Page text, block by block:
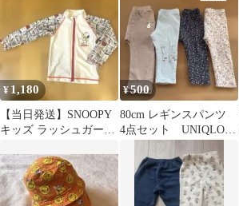
¥ 1,180
【当日発送】SNOOPY
キッズ ラッシュガード
¥500
80cm レギンスパンツ
4点セット UNIQLO
H&M 女の子